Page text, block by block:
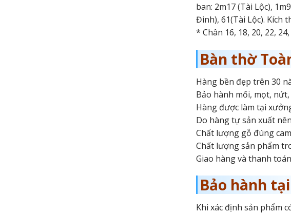
ban: 2m17 (Tài Lộc),
Đinh), 61(Tài Lộc). Kích
* Chân 16, 18, 20, 22,
Bàn thờ
Hàng bền đẹp trên 30
Bảo hành mối, mọt, nứt,
Hàng được làm tại
Do hàng tự sản xuất
Chất lượng gỗ đúng
Chất lượng sản phẩm
Giao hàng và thanh
Bảo hành
Khi xác định sản phẩm